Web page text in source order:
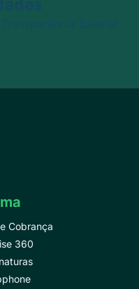
Cobrança
360